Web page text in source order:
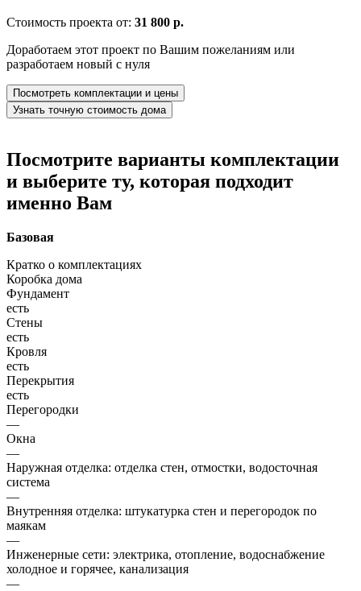
Стоимость проекта от: 31 800 р.
Доработаем этот проект по Вашим пожеланиям или
разработаем новый с нуля
Посмотреть комплектации и цены
Узнать точную стоимость дома
Посмотрите варианты комплектации
и выберите ту, которая подходит
именно Вам
Базовая
Кратко о комплектациях
Коробка дома
Фундамент
есть
Стены
есть
Кровля
есть
Перекрытия
есть
Перегородки
—
Окна
—
Наружная отделка: отделка стен, отмостки, водосточная
система
—
Внутренняя отделка: штукатурка стен и перегородок по
маякам
—
Инженерные сети: электрика, отопление, водоснабжение
холодное и горячее, канализация
—